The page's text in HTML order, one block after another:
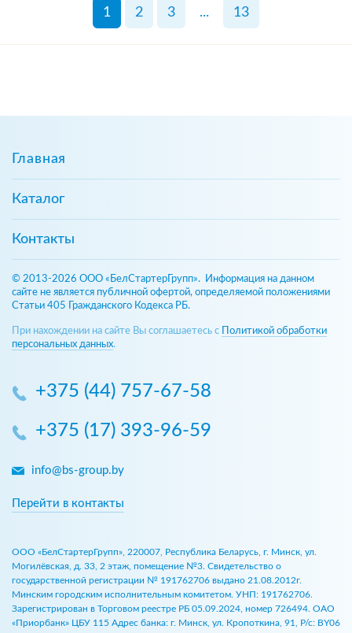
1 2 3 ... 13
Главная
Каталог
Контакты
© 2013-2026 ООО «БелСтартерГрупп». Информация на данном
сайте не является публичной офертой, определяемой положениями
Статьи 405 Гражданского Кодекса РБ.
При нахождении на сайте Вы соглашаетесь с
Политикой обработки
персональных данных.
+375 (44) 757-67-58
+375 (17) 393-96-59
info@bs-group.by
Перейти в контакты
ООО «БелСтартерГрупп», 220007, Республика Беларусь, г. Минск, ул.
Могилёвская, д. 33, 2 этаж, помещение №3. Свидетельство о
государственной регистрации № 191762706 выдано 21.08.2012г.
Минским городским исполнительным комитетом. УНП: 191762706.
Зарегистрирован в Торговом реестре РБ 05.09.2024, номер 726494. ОАО
«Приорбанк» ЦБУ 115 Адрес банка: г. Минск, ул. Кропоткина, 91, Р/с: BY06